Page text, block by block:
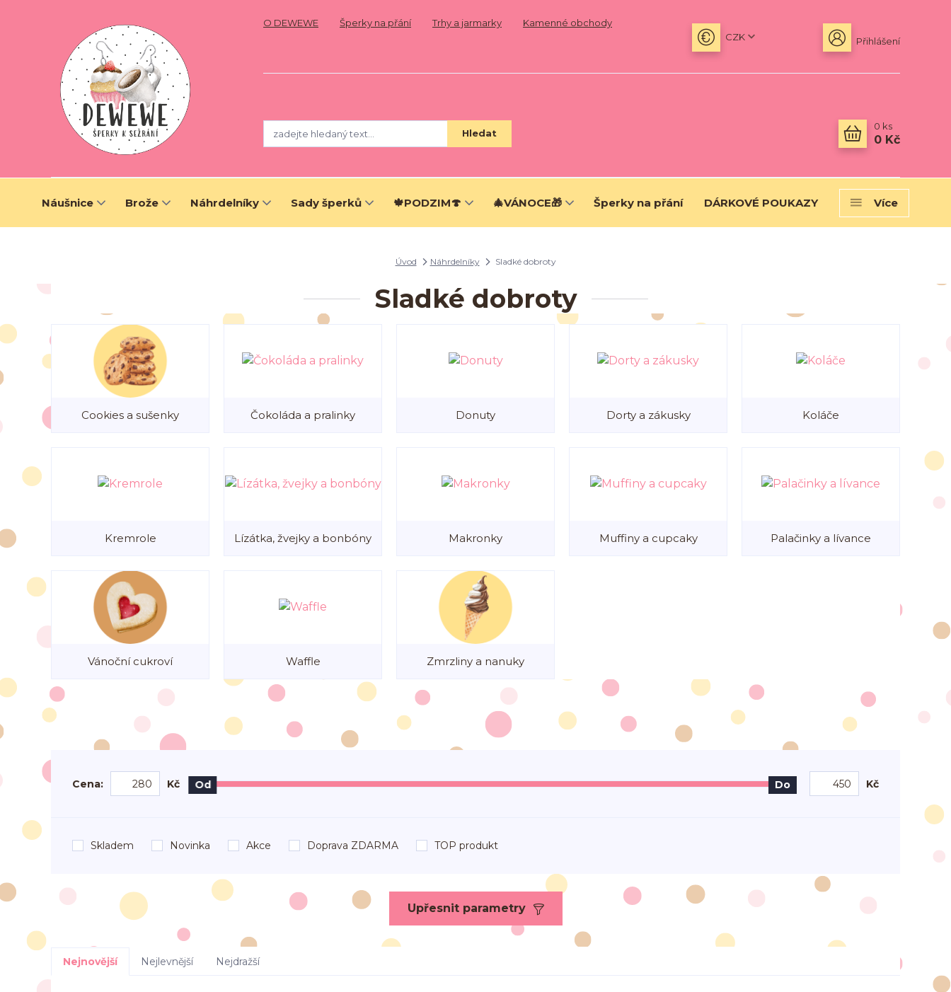
O DEWEWE Šperky na přání Trhy a jarmarky
Kamenné obchody
CZK
Přihlášení
Hledat
0 ks
0 Kč
Náušnice Brože Náhrdelníky Sady šperků 🍁PODZIM🍄 🎄VÁNOCE🎁 Šperky na přání DÁRKOVÉ POUKAZY Více
Úvod Náhrdelníky Sladké dobroty
Sladké dobroty
Cookies a sušenky Čokoláda a pralinky Donuty Dorty a zákusky Koláče
Kremrole Lízátka, žvejky a bonbóny Makronky Muffiny a cupcaky Palačinky a lívance
Vánoční cukroví Waffle Zmrzliny a nanuky
Upřesnit parametry
Cena: Kč Od Do Kč
Skladem Novinka Akce Doprava ZDARMA TOP produkt
Nejnovější Nejlevnější Nejdražší